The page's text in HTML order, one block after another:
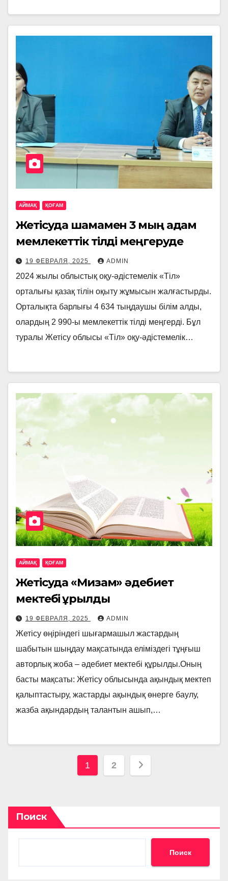
АЙМАҚ ҚОҒАМ
Жетісуда шамамен 3 мың адам
мемлекеттік тілді меңгеруде
19 ФЕВРАЛЯ, 2025 ADMIN
2024 жылы облыстық оқу-әдістемелік «Тіл»
орталығы қазақ тілін оқыту жұмысын жалғастырды.
Орталықта барлығы 4 634 тыңдаушы білім алды,
олардың 2 990-ы мемлекеттік тілді меңгерді. Бұл
туралы Жетісу облысы «Тіл» оқу-әдістемелік…
АЙМАҚ ҚОҒАМ
Жетісуда «Мизам» әдебиет
мектебі құрылды
19 ФЕВРАЛЯ, 2025 ADMIN
Жетісу өңіріндегі шығармашыл жастардың
шабытын шыңдау мақсатында еліміздегі тұңғыш
авторлық жоба – әдебиет мектебі құрылды.Оның
басты мақсаты: Жетісу облысында ақындық мектеп
қалыптастыру, жастарды ақындық өнерге баулу,
жазба ақындардың талантын ашып,…
Пагинация
1 2
Поиск
Поиск